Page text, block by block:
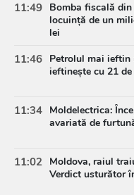
11:49 Bomba fiscală
locuință de un
lei
11:46 Petrolul mai ieftin
ieftinește cu 21
11:34 Moldelectrica:
avariată de
11:02 Moldova, raiul
Verdict usturător